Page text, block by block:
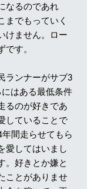
なるのであれ
までもっていく
けません。ロー
す。
ランナーがサブ3
はある最低条件
るのが好きであ
していることで
間走らせてもら
愛してはいまし
。好きとか嫌と
ことがありませ